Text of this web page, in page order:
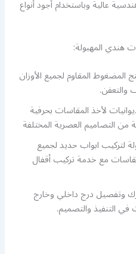
عالية وباستخدام أجود أنواع
هندي المهبولة:
المقاوم لجميع الأوزان
والتعفن.
لأخذ المقاسات بحرفية
التصاميم العصرية المختلفة
لتركيب ابواب حديد لجميع
مع خدمة تركيب أقفال
وتفصيل درج داخلي وخارج
التنفيذ والتصميم.